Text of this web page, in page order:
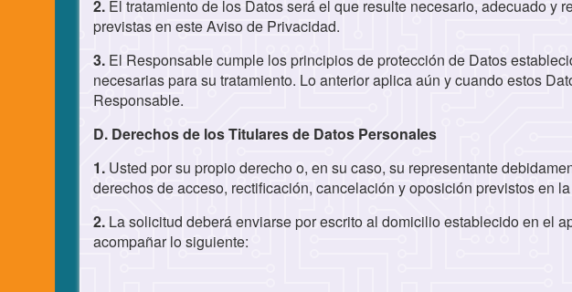
2. El tratamiento de los Datos será el que resulte necesario, adecuado y
previstas en este Aviso de Privacidad.
3. El Responsable cumple los principios de protección de Datos
necesarias para su tratamiento. Lo anterior aplica aún y cuando estos
Responsable.
D. Derechos de los Titulares de Datos Personales
1. Usted por su propio derecho o, en su caso, su representante
derechos de acceso, rectificación, cancelación y oposición previstos en la
2. La solicitud deberá enviarse por escrito al domicilio establecido en el
acompañar lo siguiente: